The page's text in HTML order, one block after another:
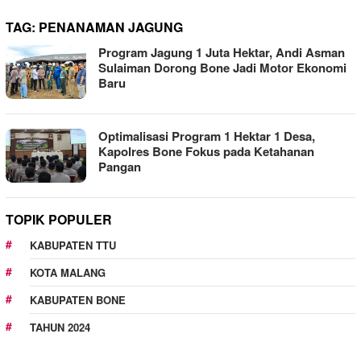
TAG: PENANAMAN JAGUNG
Program Jagung 1 Juta Hektar, Andi Asman
Sulaiman Dorong Bone Jadi Motor Ekonomi
Baru
Optimalisasi Program 1 Hektar 1 Desa,
Kapolres Bone Fokus pada Ketahanan
Pangan
TOPIK POPULER
KABUPATEN TTU
KOTA MALANG
KABUPATEN BONE
TAHUN 2024